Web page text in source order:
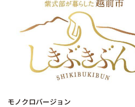
モノクロバージョン